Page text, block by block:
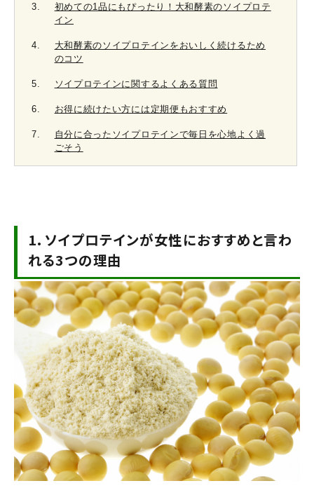
初めての1品にもぴったり！大和酵素のソイプロテ
イン
大和酵素のソイプロテインをおいしく続けるため
のコツ
ソイプロテインに関するよくある質問
お得に続けたい方には定期便もおすすめ
自分に合ったソイプロテインで毎日を心地よく過
ごそう
1. ソイプロテインが女性におすすめと言わ
れる3つの理由